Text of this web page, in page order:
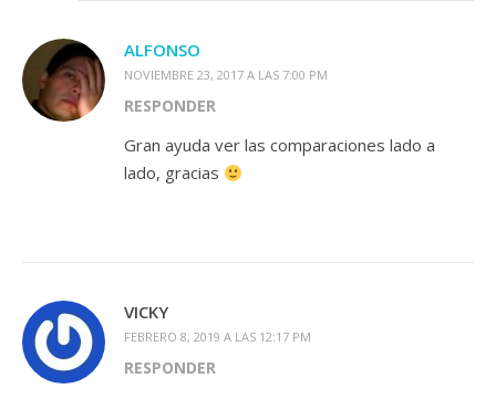
ALFONSO
NOVIEMBRE 23, 2017 A LAS 7:00 PM
RESPONDER
Gran ayuda ver las comparaciones lado a
lado, gracias
VICKY
FEBRERO 8, 2019 A LAS 12:17 PM
RESPONDER